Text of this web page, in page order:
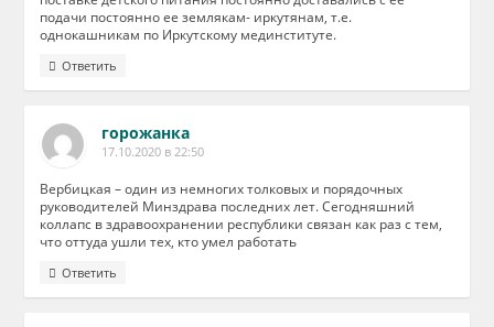
подачи постоянно ее землякам- иркутянам, т.е.
однокашникам по Иркутскому мединституте.
Ответить
горожанка
17.10.2020 в 22:50
Вербицкая – один из немногих толковых и порядочных
руководителей Минздрава последних лет. Сегодняшний
коллапс в здравоохранении республики связан как раз с тем,
что оттуда ушли тех, кто умел работать
Ответить